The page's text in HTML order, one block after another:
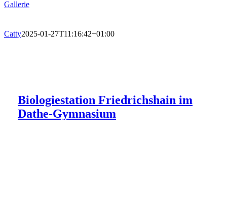
Alte Fasanerie Lübars – Bereich:
Handwerk
Alte Fasanerie Lübars – Bereich:
therapeutisches Reiten
Gallerie
Aquarium des Zoologischen Gartens
Catty2025-01-27T11:16:42+01:00
Senatsverwaltung für Mobilität,
Verkehr, Klimaschutz und Umwelt
Biologiestation Friedrichshain im
Dathe-Gymnasium